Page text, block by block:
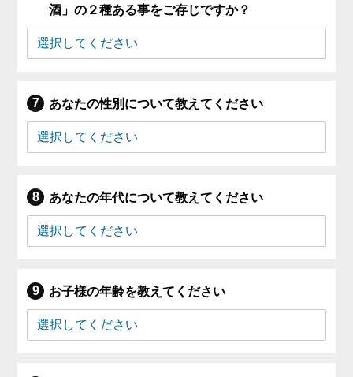
酒」の２種ある事をご存じですか？
あなたの性別について教えてください
あなたの年代について教えてください
お子様の年齢を教えてください